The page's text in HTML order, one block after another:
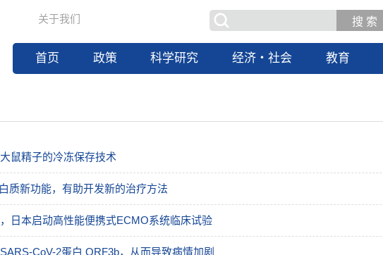
关于我们
首页 政策 科学研究 经济・社会 教育
鼠精子的冷冻保存技术
质新功能，有助开发新的治疗方法
日本启动高性能便携式ECMO系统临床试验
CoV-2蛋白 ORF3b，从而导致病情加剧